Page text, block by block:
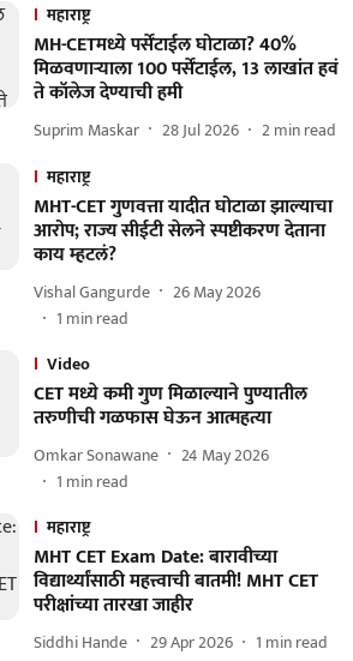
महाराष्ट्र
MH-CETमध्ये पर्सेंटाईल घोटाळा? 40%
मिळवणाऱ्याला 100 पर्सेंटाईल, 13 लाखांत हवं
ते कॉलेज देण्याची हमी
Suprim Maskar 28 Jul 2026 2min read
महाराष्ट्र
MHT-CET गुणवत्ता यादीत घोटाळा झाल्याचा
आरोप; राज्य सीईटी सेलने स्पष्टीकरण देताना
काय म्हटलं?
Vishal Gangurde
26 May 2026
1 min read
Video
CET मध्ये कमी गुण मिळाल्याने पुण्यातील
तरुणीची गळफास घेऊन आत्महत्या
Omkar Sonawane
24 May 2026
1 min read
महाराष्ट्र
MHT CET Exam Date: बारावीच्या
विद्यार्थ्यांसाठी महत्त्वाची बातमी! MHT CET
परीक्षांच्या तारखा जाहीर
Siddhi Hande 29 Apr 2026 1 min read